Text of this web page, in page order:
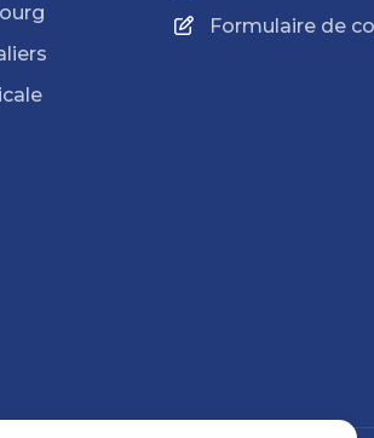
Formulaire de